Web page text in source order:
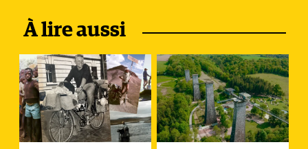
À lire aussi